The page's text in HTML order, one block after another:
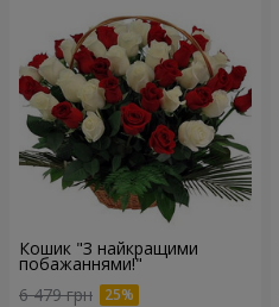
Кошик "З найкращими
побажаннями!"
6 479 грн